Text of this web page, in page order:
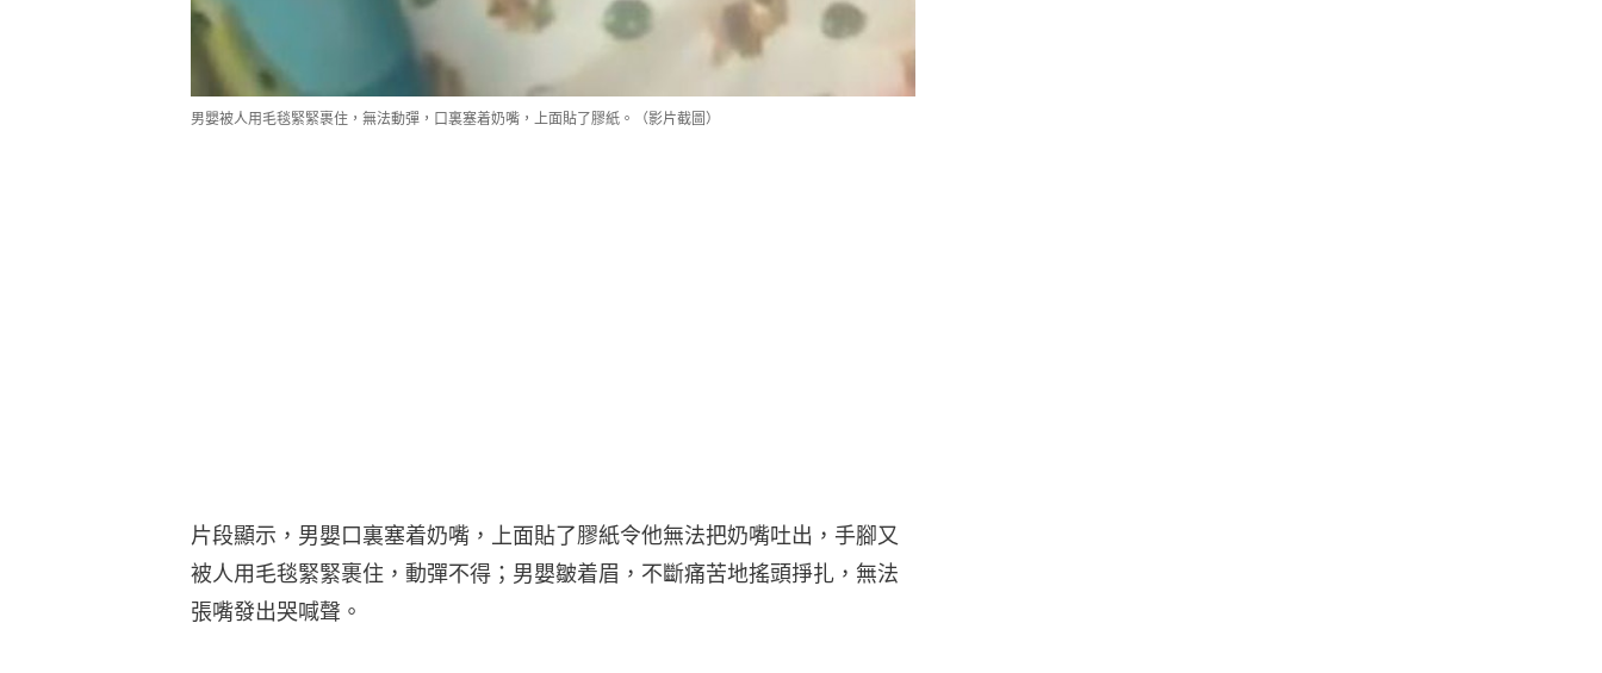
男嬰被人用毛毯緊緊裹住，無法動彈，口裏塞着奶嘴，上面貼了膠紙。（影片截圖）
片段顯示，男嬰口裏塞着奶嘴，上面貼了膠紙令他無法把奶嘴吐出，手腳又
被人用毛毯緊緊裹住，動彈不得；男嬰皺着眉，不斷痛苦地搖頭掙扎，無法
張嘴發出哭喊聲。